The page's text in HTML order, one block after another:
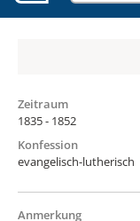
Zeitraum
1835 - 1852
Konfession
evangelisch-lutherisch
Anmerkung